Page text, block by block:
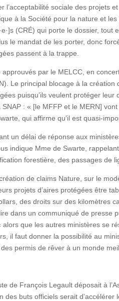
l’acceptabilité sociale des projets
à la Société pour la nature et
(CRÉ) qui porte le dossier,
le mandat de les porter, donc
passent à la trappe.
par le MELCC, en
Le principal blocage à la
puisqu’ils veulent protéger
: « [le MFFP et le MERN]
qui affirme qu’il est quasi-
un délai de réponse aux
indique Mme de Swarte,
forestière, des passages de
de claims Nature, sur le
projets d’aires protégées être
des droits sur des kilomètres
dans un communiqué de presse
alors que les autres ministères
il faut donner la possibilité au
permis de rêver à un monde
de François Legault déposait à
des buts officiels serait